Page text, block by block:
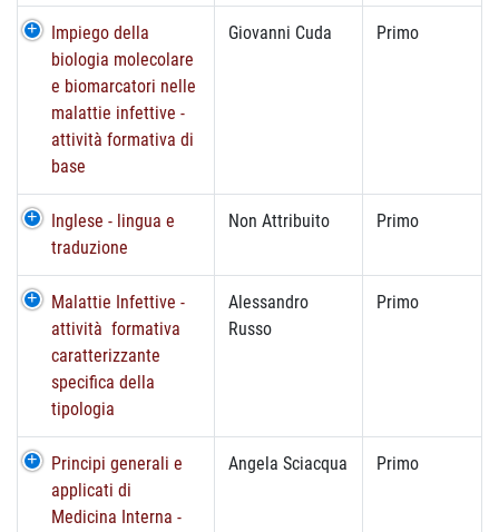
Impiego della
biologia molecolare
e biomarcatori nelle
malattie infettive -
attività formativa di
base
Giovanni Cuda Primo
Inglese - lingua e
traduzione
Non Attribuito Primo
Malattie Infettive -
attività formativa
caratterizzante
specifica della
tipologia
Alessandro
Russo
Primo
Principi generali e
applicati di
Medicina Interna -
Angela Sciacqua Primo